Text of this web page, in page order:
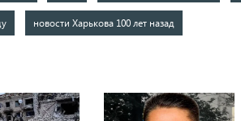
новости Харькова 100 лет назад